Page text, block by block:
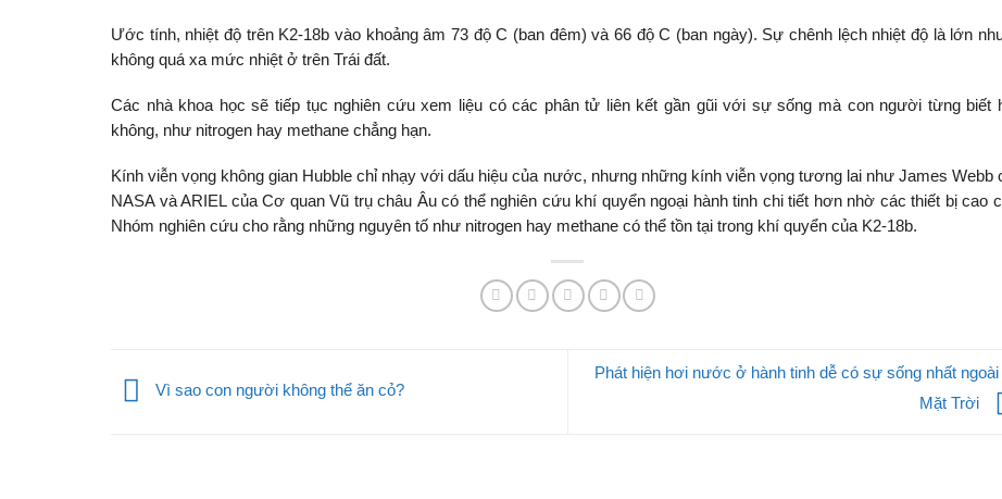
Ước tính, nhiệt độ trên K2-18b vào khoảng âm 73 độ C (ban đêm) và 66 độ C (ban ngày). Sự chênh lệch nhiệt độ là lớn
không quá xa mức nhiệt ở trên Trái đất.
Các nhà khoa học sẽ tiếp tục nghiên cứu xem liệu có các phân tử liên kết gần gũi với sự sống mà con người từng biết
không, như nitrogen hay methane chẳng hạn.
Kính viễn vọng không gian Hubble chỉ nhạy với dấu hiệu của nước, nhưng những kính viễn vọng tương lai như James Webb
NASA và ARIEL của Cơ quan Vũ trụ châu Âu có thể nghiên cứu khí quyển ngoại hành tinh chi tiết hơn nhờ các thiết bị cao
Nhóm nghiên cứu cho rằng những nguyên tố như nitrogen hay methane có thể tồn tại trong khí quyển của K2-18b.
Vì sao con người không thể ăn cỏ?
Phát hiện hơi nước ở hành tinh dễ có sự sống nhất ngoài
Mặt Trời